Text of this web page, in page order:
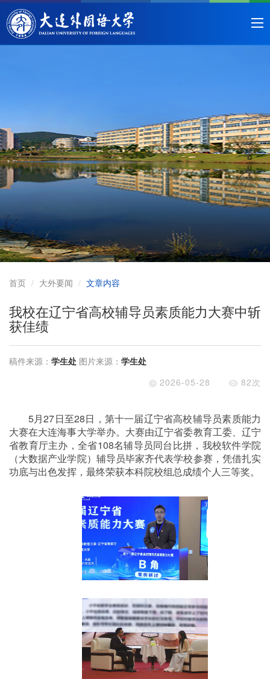
首页 大外要闻 文章内容
我校在辽宁省高校辅导员素质能力大赛中斩
获佳绩
稿件来源： 学生处 图片来源： 学生处
2026-05-28
82次
5月27日至28日，第十一届辽宁省高校辅导员素质能力
大赛在大连海事大学举办。大赛由辽宁省委教育工委、辽宁
省教育厅主办，全省108名辅导员同台比拼，我校软件学院
（大数据产业学院）辅导员毕家齐代表学校参赛，凭借扎实
功底与出色发挥，最终荣获本科院校组总成绩个人三等奖。